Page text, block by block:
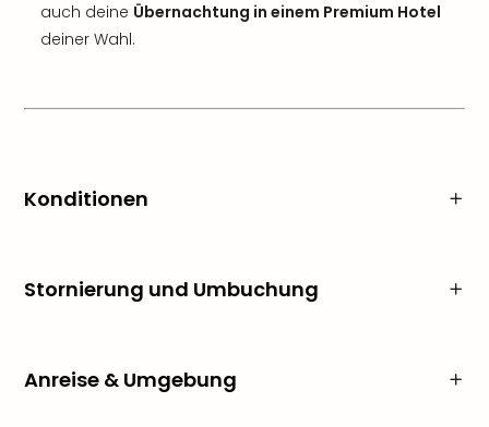
auch deine Übernachtung in einem Premium Hotel
deiner Wahl.
Konditionen
Stornierung und Umbuchung
Anreise & Umgebung